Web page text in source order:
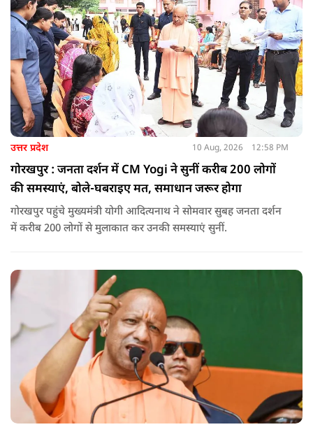
उत्तर प्रदेश 10 Aug, 2026 12:58 PM
गोरखपुर : जनता दर्शन में CM Yogi ने सुनीं करीब 200 लोगों
की समस्याएं, बोले-घबराइए मत, समाधान जरूर होगा
गोरखपुर पहुंचे मुख्यमंत्री योगी आदित्यनाथ ने सोमवार सुबह जनता दर्शन
में करीब 200 लोगों से मुलाकात कर उनकी समस्याएं सुनीं.